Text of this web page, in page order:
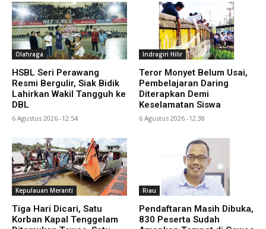
Olahraga
HSBL Seri Perawang
Resmi Bergulir, Siak Bidik
Lahirkan Wakil Tangguh ke
DBL
6 Agustus 2026 -12:54
Indragiri Hilir
Teror Monyet Belum Usai,
Pembelajaran Daring
Diterapkan Demi
Keselamatan Siswa
6 Agustus 2026 -12:38
Kepulauan Meranti
Tiga Hari Dicari, Satu
Korban Kapal Tenggelam
Riau
Pendaftaran Masih Dibuka,
830 Peserta Sudah